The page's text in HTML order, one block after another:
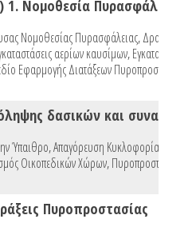
Νομοθεσία Πυρασφάλειας
Νομοθεσίας Πυρασφάλειας,
αερίων καυσίμων,Εγκαταστάσεις
Εφαρμογής Διατάξεων Πυροπροστασίας
Ύπαιθρο,Απαγόρευση Κυκλοφορίας Λόγω
Οικοπεδικών Χώρων,Πυροπροστασία
Πυροπροστασίας